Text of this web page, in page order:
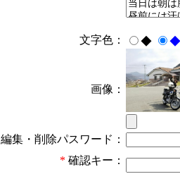
文字色： ◆ ◆
画像：
編集・削除パスワード：
* 確認キー：